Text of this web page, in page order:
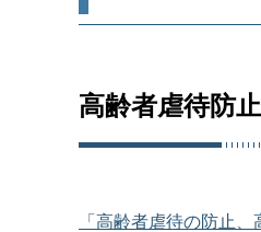
高齢者虐待防
「高齢者虐待の防止